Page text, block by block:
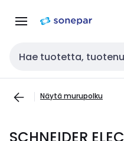
navigointiinsisältöön
Haku
Näytä murupolku